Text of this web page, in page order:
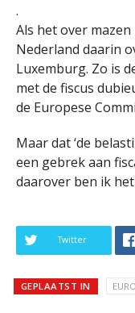
.
Als het over
Nederland daarin
Luxemburg. Zo is
met de fiscus
de Europese
Maar dat ‘de
een gebrek aan
daarover ben ik
Twitter
GEPLAATST IN